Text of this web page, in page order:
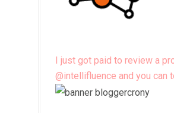
I just got paid to review a
@intellifluence and you can